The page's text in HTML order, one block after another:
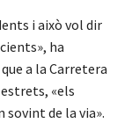
i això vol dir
ha
a la Carretera
«els
de la via».